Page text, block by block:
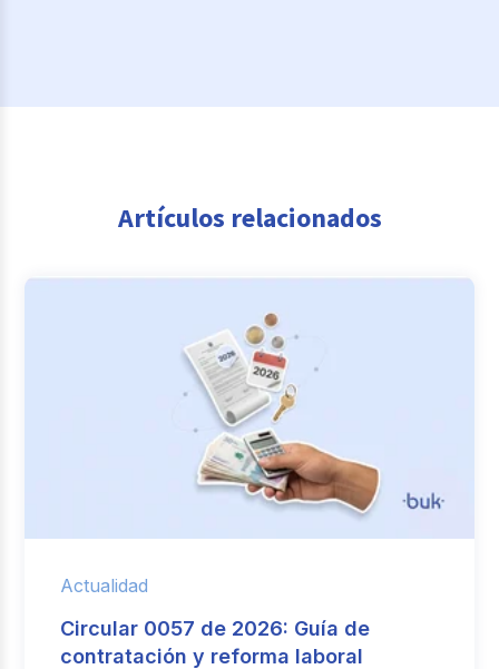
Artículos relacionados
Actualidad
Circular 0057 de 2026: Guía de
contratación y reforma laboral